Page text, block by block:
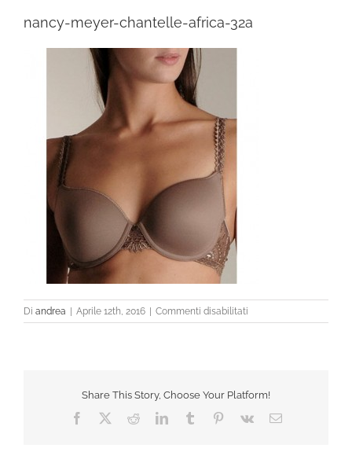
nancy-meyer-chantelle-africa-32a
Di andrea Aprile 12th, 2016 Commenti disabilitati
nancy-
Share This Story, Choose Your Platform!
Facebook RedditLinkedInTumblr Pinterest
Vk Email